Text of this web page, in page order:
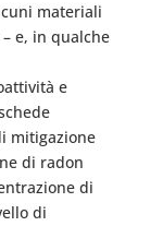
materiali
e, in qualche
e
mitigazione
di radon
di
di